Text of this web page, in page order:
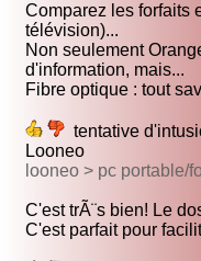
Comparez les forfaits
télévision)...
Non seulement
d'information, mais...
Fibre optique : tout
tentative
Looneo
looneo > pc portable/
C'est trÃ¨s bien! Le
C'est parfait pour